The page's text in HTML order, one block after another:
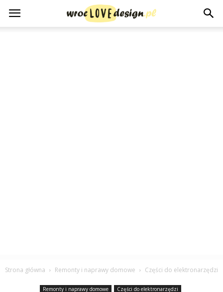
Strona główna Remonty i naprawy domowe Części do elektronarzędzi
Remonty i naprawy domowe Części do elektronarzędzi